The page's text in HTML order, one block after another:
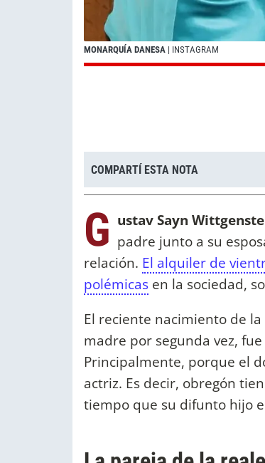
MONARQUÍA DANESA | INSTAGRAM
COMPARTÍ ESTA NOTA
G ustav Sayn
padre junto a su
relación. El alquiler de
polémicas en la sociedad,
El reciente nacimiento de
madre por segunda vez,
Principalmente, porque el
actriz. Es decir, obregón
tiempo que su difunto hijo